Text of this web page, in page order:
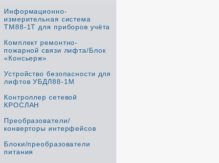
Информационно-
измерительная система
ТМ88-1Т для приборов учёта
Комплект ремонтно-
пожарной связи лифта/Блок
«Консьерж»
Устройство безопасности для
лифтов УБДЛ88-1М
Контроллер сетевой
КРОСЛАН
Преобразователи/
конверторы интерфейсов
Блоки/преобразователи
питания